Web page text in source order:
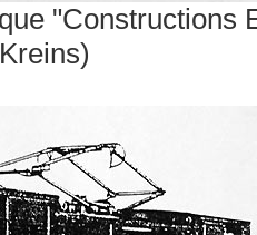
"Constructions